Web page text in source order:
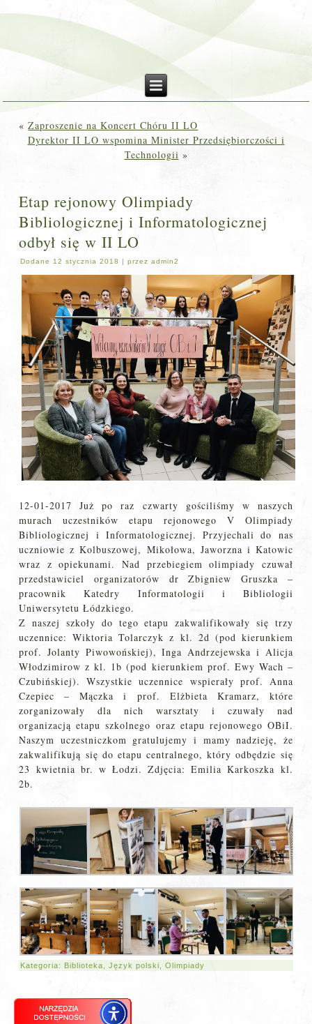
«Zaproszenie na Koncert Chóru II LO
Dyrektor II LO wspomina Minister Przedsiębiorczości i
Technologii »
Etap rejonowy Olimpiady
Bibliologicznej i Informatologicznej
odbył się w II LO
Dodane 12 stycznia 2018 |przez admin2
12-01-2017 Już po raz czwarty gościliśmy w naszych
murach uczestników etapu rejonowego V Olimpiady
Bibliologicznej i Informatologicznej. Przyjechali do nas
uczniowie z Kolbuszowej, Mikołowa, Jaworzna i Katowic
wraz z opiekunami. Nad przebiegiem olimpiady czuwał
przedstawiciel organizatorów dr Zbigniew Gruszka –
pracownik Katedry Informatologii i Bibliologii
Uniwersytetu Łódzkiego.
Z naszej szkoły do tego etapu zakwalifikowały się trzy
uczennice: Wiktoria Tolarczyk z kl. 2d (pod kierunkiem
prof. Jolanty Piwowońskiej), Inga Andrzejewska i Alicja
Włodzimirow z kl. 1b (pod kierunkiem prof. Ewy Wach –
Czubińskiej). Wszystkie uczennice wspierały prof. Anna
Czepiec – Mączka i prof. Elżbieta Kramarz, które
zorganizowały dla nich warsztaty i czuwały nad
organizacją etapu szkolnego oraz etapu rejonowego OBiI.
Naszym uczestniczkom gratulujemy i mamy nadzieję, że
zakwalifikują się do etapu centralnego, który odbędzie się
23 kwietnia br. w Łodzi. Zdjęcia: Emilia Karkoszka kl.
2b.
Kategoria: Biblioteka ,Język polski ,Olimpiady